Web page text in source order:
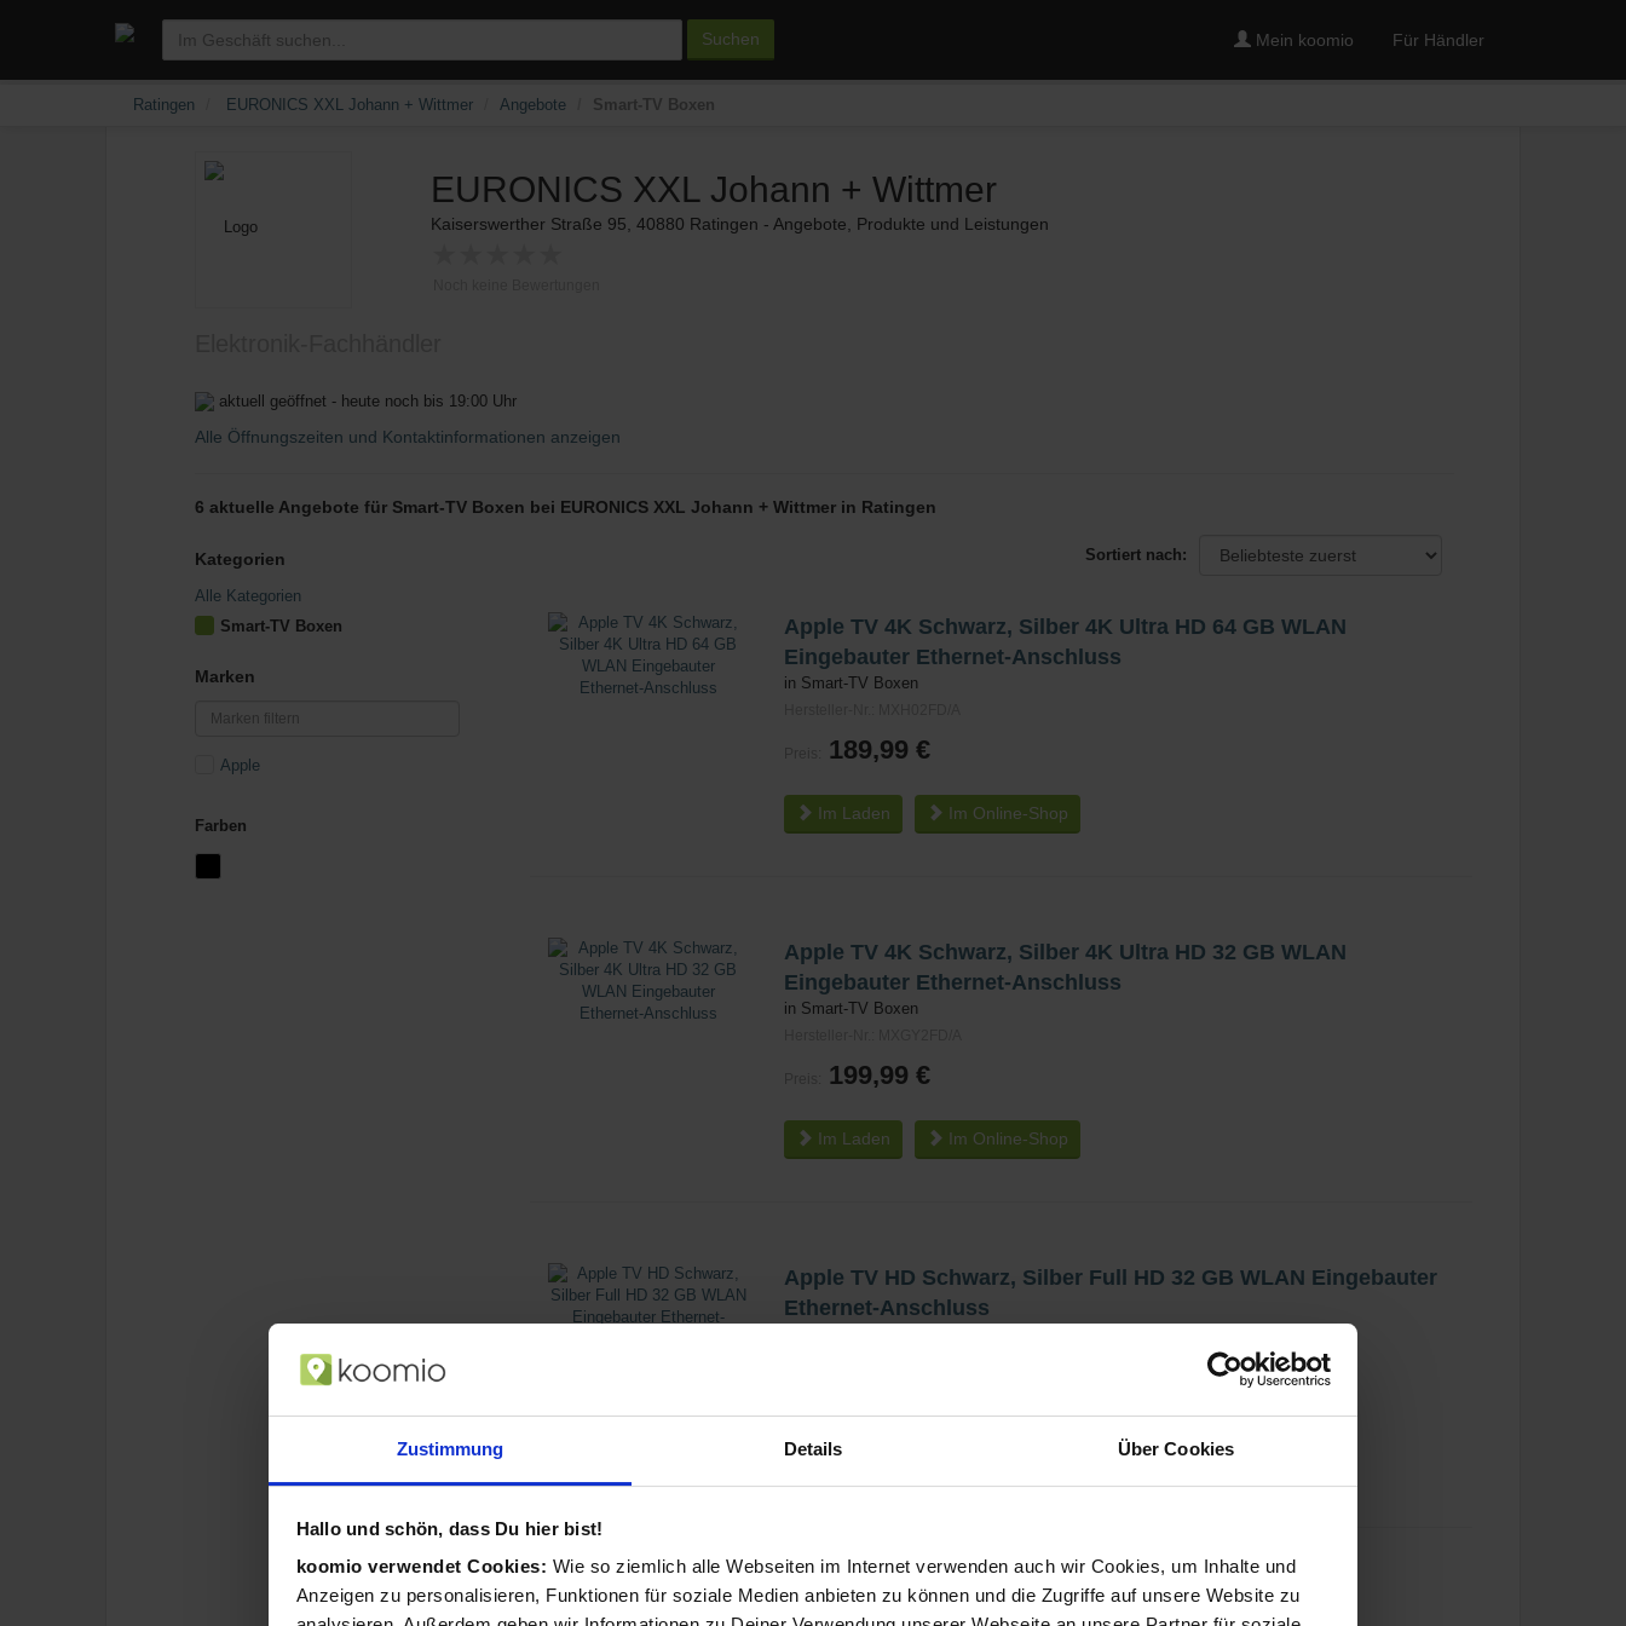
Zustimmung Details Über Cookies
Hallo und schön, dass Du hier bist!
koomio verwendet Cookies: Wie so ziemlich alle Webseiten im Internet verwenden auch wir Cookies, um Inhalte und
Anzeigen zu personalisieren, Funktionen für soziale Medien anbieten zu können und die Zugriffe auf unsere Website zu
Suchen Mein koomio Für Händler
Ratingen EURONICS XXL Johann + Wittmer Angebote Smart-TV Boxen
EURONICS XXL Johann + Wittmer
Kaiserswerther Straße 95, 40880 Ratingen - Angebote, Produkte und Leistungen
aktuell geöffnet - heute noch bis 19:00 Uhr
Alle Öffnungszeiten und Kontaktinformationen anzeigen
6 aktuelle Angebote für Smart-TV Boxen bei EURONICS XXL Johann + Wittmer in Ratingen
Kategorien
Alle Kategorien
Smart-TV Boxen
Marken
Apple
Farben
Sortiert nach:
Apple TV 4K Schwarz, Silber 4K Ultra HD 64 GB WLAN
Eingebauter Ethernet-Anschluss
in Smart-TV Boxen
189,99 €
Im Laden Im Online-Shop
Apple TV 4K Schwarz, Silber 4K Ultra HD 32 GB WLAN
Eingebauter Ethernet-Anschluss
in Smart-TV Boxen
199,99 €
Im Laden Im Online-Shop
Apple TV HD Schwarz, Silber Full HD 32 GB WLAN Eingebauter
Ethernet-Anschluss
Apple TV 4K Schwarz, Silber 4K Ultra HD 128 GB WLAN